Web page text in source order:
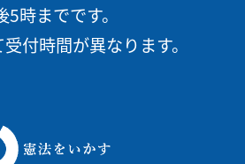
5時までです。
付時間が異なります。